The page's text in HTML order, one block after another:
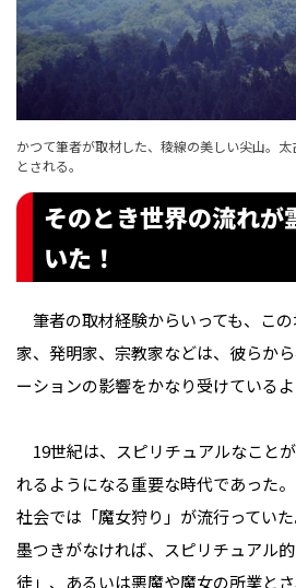
かつて筆者が取材した、稜線の美しい尖山。
とされる。
そのとき世界の流れが
いた！
筆者の取材経験からいっても、こ
家、発明家、宗教家などは、彼らか
ーションの影響をかなり受けているよ
19世紀は、スピリチュアルなこと
れるようになる重要な時代であった
社会では「魔女狩り」が流行ってい
墨つきがなければ、スピリチュアル
徒」、あるいは悪魔や魔女の所業と